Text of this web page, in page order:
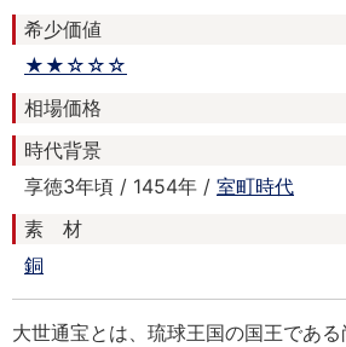
希少価値
★★☆☆☆
相場価格
時代背景
享徳3年頃 / 1454年 / 室町時代
素 材
銅
大世通宝とは、琉球王国の国王であ